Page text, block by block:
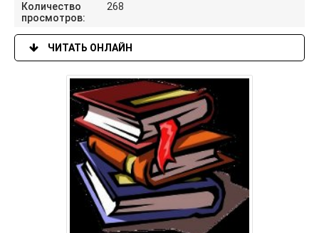
Количество
просмотров:
268
ЧИТАТЬ ОНЛАЙН